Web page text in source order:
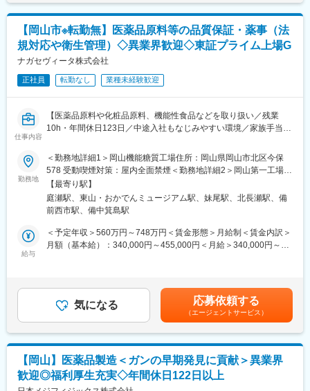
等を踏まえ、キャリアプランを一緒に形成し、個々のキャリアプ
ランに合わせた環境を提供する制度もあります。
変更の範囲：会社の定める業務
■職場環境
・当社には“自分以外はすべてお客様“という考えが浸透し、年齢や
役職に関係なく、スタッフがお互いに思いやりをもって働ける環
境です。
・年に一度表彰制度あり！ご自身の頑張りをしっかりと認めても
らえる環境です。
・個人ノルマはなく、チームで業務を進めるのが当社の特徴で
す。仲間と目標達成したときは大きなやりがいを感じられます！
■ご入社後の流れ
2.ブランド研修：対面7日間（大阪へ出張）
3.店舗OJT
先輩の手つきを見せてもらいながら何度もタッチアップの練習を
し、アドバイスしてもらえるので一人で悩むこともありません。
慣れるまでは接客は先輩と一緒に行ない、個人差はありますが早
※その後も3年間にわたってメイクアップ・スキンケアに関する定
期的な研修カリキュラムがあり、専門性を高めることができま
1）チーフ（店長）やエリアマネージャー、ブランド責任者のよう
なマネジメントを目指せます
2）ピアスグループ内の様々な美容ブランドへ異動して新たな職種
にチャレンジできます
3）本社で人事・製品プロモーション・マーケティングなどに携わ
れるチャンスもあります
可能性があります。月給(月額)は固定手当を含めた表記です。
【岡山市※転勤無】医薬品原料等の品質保証・薬事（法
規対応や衛生管理）◇異業界歓迎◇東証プライム上場G
ナガセヴィータ株式会社
正社員 転勤なし 業種未経験歓迎
仕事内容
【医薬品原料や化粧品原料、機能性食品などを取り扱い／残業
10h・年間休日123日／中途入社もなじみやすい環境／家族手当、
■業務概要
NAGASEグループのヘルスケア戦略の一環として機能しており、
医薬品・機能性食品・化粧品原料の国内外における薬事申請や品
質保証を担っています。
医薬品添加剤（トレハロースなど）や医薬品原料の製造・販売に
伴う薬事申請、CMC（化学・製造・品質管理）薬事、海外向けの
規制対応などを担当しています。
■具体的には
・薬機法、食品衛生法等関連法規に基づく運用及びその確認
■配属組織
品質保証部門（35名）
勤務地
＜勤務地詳細1＞岡山機能糖質工場住所：岡山県岡山市北区今保
578 受動喫煙対策：屋内全面禁煙＜勤務地詳細2＞岡山第一工場
桑野作業場住所：岡山県岡山市中区桑野525-113 受動喫煙対策：
屋内全面禁煙＜勤務地詳細3＞藤田製剤工場住所：岡山県岡山市南
区藤田564-230 受動喫煙対策：屋内全面禁煙変更の範囲：会社の
【最寄り駅】
庭瀬駅、東山・おかでんミュージアム駅、妹尾駅、北長瀬駅、備
前西市駅、備中箕島駅
給与
＜予定年収＞560万円～748万円＜賃金形態＞月給制＜賃金内訳＞
月額（基本給）：340,000円～455,000円＜月給＞340,000円～
支給■各種手当：別途支給賃金はあくまでも目安の金額であり、選
考を通じて上下する可能性があります。月給(月額)は固定手当を含
めた表記です。
気になる 応募依頼する
（エージェントサービス）
【岡山】医薬品製造＜ガンの早期発見に貢献＞異業界
歓迎◎福利厚生充実◇年間休日122日以上